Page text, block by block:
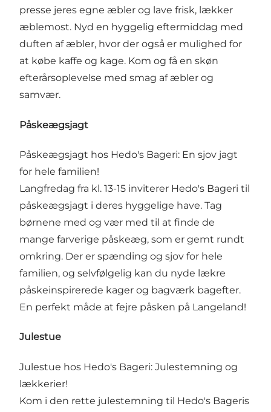
presse jeres egne æbler og lave frisk, lækker
æblemost. Nyd en hyggelig eftermiddag med
duften af æbler, hvor der også er mulighed for
at købe kaffe og kage. Kom og få en skøn
efterårsoplevelse med smag af æbler og
samvær.
Påskeægsjagt
Påskeægsjagt hos Hedo's Bageri: En sjov jagt
for hele familien!
Langfredag fra kl. 13-15 inviterer Hedo's Bageri til
påskeægsjagt i deres hyggelige have. Tag
børnene med og vær med til at finde de
mange farverige påskeæg, som er gemt rundt
omkring. Der er spænding og sjov for hele
familien, og selvfølgelig kan du nyde lækre
påskeinspirerede kager og bagværk bagefter.
En perfekt måde at fejre påsken på Langeland!
Julestue
Julestue hos Hedo's Bageri: Julestemning og
lækkerier!
Kom i den rette julestemning til Hedo's Bageris